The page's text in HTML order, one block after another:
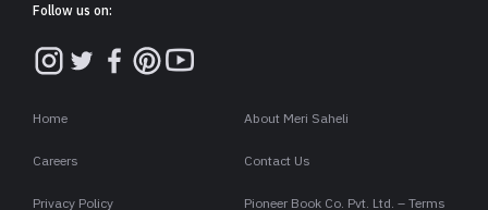
Follow us on:
Home About Meri Saheli
Careers Contact Us
Privacy Policy Pioneer Book Co. Pvt. Ltd. – Terms